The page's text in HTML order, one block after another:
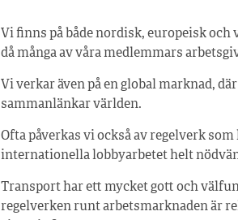
Vi finns på både nordisk, europeisk
då många av våra medlemmars
Vi verkar även på en global marknad,
sammanlänkar världen.
Ofta påverkas vi också av regelverk
internationella lobbyarbetet helt
Transport har ett mycket gott och
regelverken runt arbetsmarknaden är